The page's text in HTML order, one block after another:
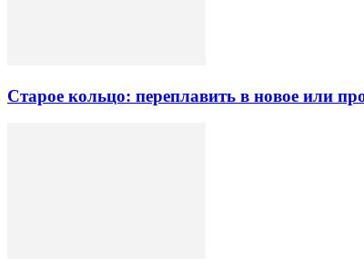
Старое кольцо: переплавить в новое или